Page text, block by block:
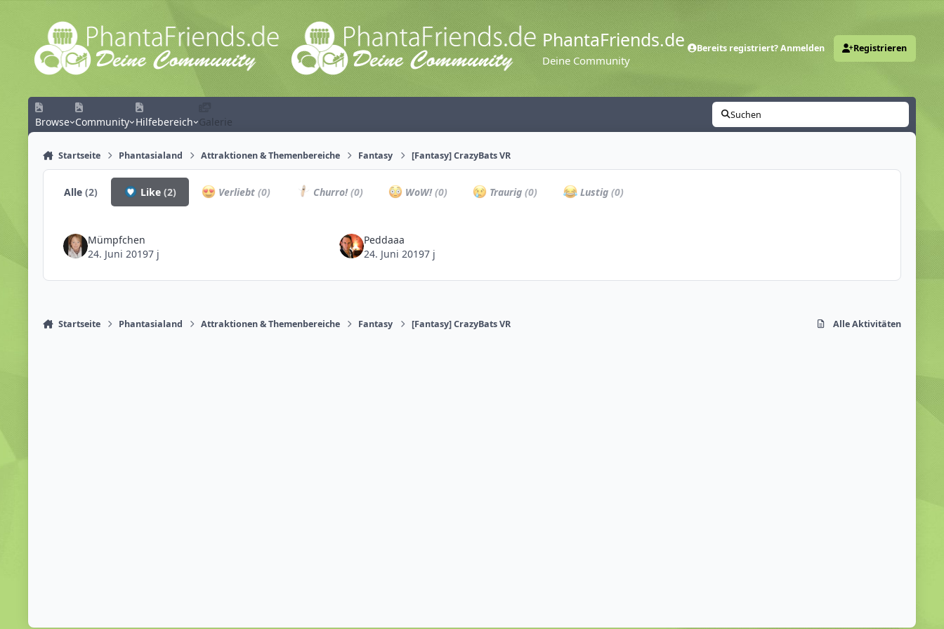
Zum Inhalt springen
PhantaFriends.de
Deine Community
Bereits registriert? Anmelden Registrieren
Browse Community Hilfebereich Galerie
Suchen
Startseite Phantasialand Attraktionen & Themenbereiche Fantasy [Fantasy] CrazyBats VR
Alle(2) Like (2) Verliebt(0) Churro!(0) WoW!(0) Traurig(0) Lustig (0)
Mümpfchen
24. Juni 20197 j
Peddaaa
24. Juni 20197 j
Startseite Phantasialand Attraktionen & Themenbereiche Fantasy [Fantasy] CrazyBats VR Alle Aktivitäten